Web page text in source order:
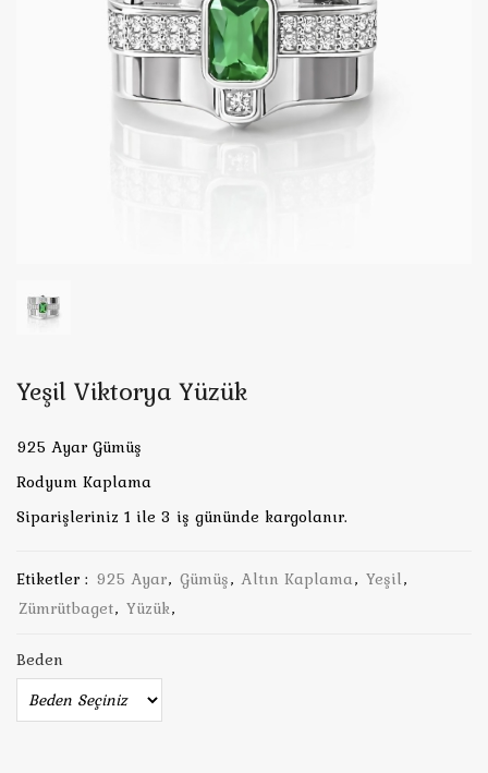
Yeşil Viktorya Yüzük
925 Ayar Gümüş
Rodyum Kaplama
Siparişleriniz 1 ile 3 iş gününde kargolanır.
Etiketler : 925 Ayar, Gümüş, Altın Kaplama, Yeşil,
Zümrütbaget, Yüzük,
Beden